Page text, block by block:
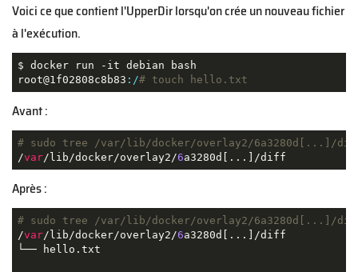
Voici ce que contient l'UpperDir lorsqu'on crée un nouveau fichier
à l'exécution.
$ docker run -it debian bash
root@1f02808c8b83 :/# touch hello.txt
Avant :
# sudo tree /var/lib/docker/overlay2/6a3280d[...]/
/var/lib/docker/overlay2/6
Après :
# sudo tree /var/lib/docker/overlay2/6a3280d[...]/
/var/lib/docker/overlay2/6a3280d[...]/diff
└── hello.txt